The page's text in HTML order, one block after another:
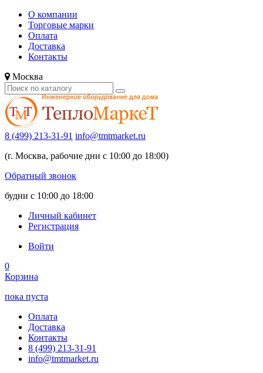
О компании
Торговые марки
Оплата
Доставка
Контакты
Москва
8 (499) 213-31-91 info@tmtmarket.ru
(г. Москва, рабочие дни с 10:00 до 18:00)
Обратный звонок
будни с 10:00 до 18:00
Личный кабинет
Регистрация
Войти
0
Корзина
пока пуста
Оплата
Доставка
Контакты
8 (499) 213-31-91
info@tmtmarket.ru